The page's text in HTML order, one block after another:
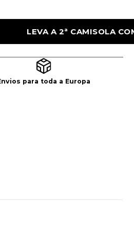
DESCONTO
para toda a Europa